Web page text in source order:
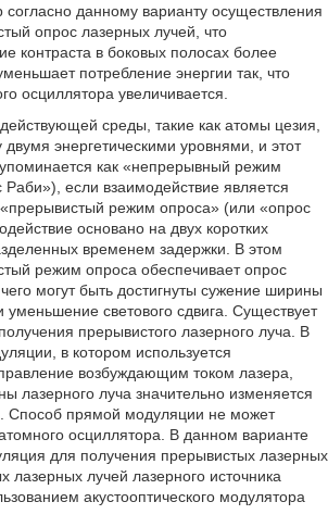
данному варианту осуществления
опрос лазерных лучей, что
контраста в боковых полосах более
потребление энергии так, что
осциллятора увеличивается.
среды, такие как атомы цезия,
энергетическими уровнями, и этот
как «непрерывный режим
если взаимодействие является
режим опроса» (или «опрос
основано на двух коротких
временем задержки. В этом
режим опроса обеспечивает опрос
могут быть достигнуты сужение ширины
уменьшение светового сдвига. Существует
прерывистого лазерного луча. В
в котором используется
возбуждающим током лазера,
лазерного луча значительно изменяется
Способ прямой модуляции не может
осциллятора. В данном варианте
для получения прерывистых лазерных
лазерных лучей лазерного источника
акустооптического модулятора